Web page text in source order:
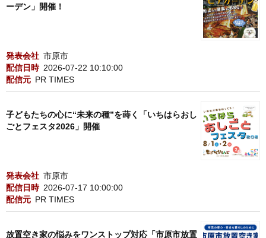
ーデン」開催！
発表会社 市原市
配信日時 2026-07-22 10:10:00
配信元 PR TIMES
子どもたちの心に“未来の種”を蒔く「いちはらおし
ごとフェスタ2026」開催
発表会社 市原市
配信日時 2026-07-17 10:00:00
配信元 PR TIMES
放置空き家の悩みをワンストップ対応「市原市放置